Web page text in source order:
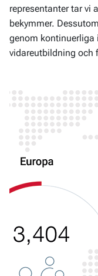
representanter tar vi
bekymmer.
genom kontinuerliga
vidareutbildning och